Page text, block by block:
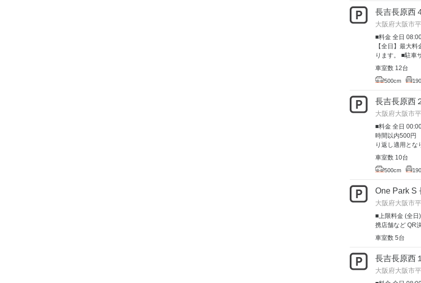
長吉長原西
大阪府大阪市
■料金 全日
【全日】最大
ります。 ■駐車
車室数 12台
500cm
長吉長原西
大阪府大阪市
■料金 全日
時間以内500円
り返し適用とな
車室数 10台
500cm
One Park S
大阪府大阪市
■上限料金 (全
携店舗など QR
車室数 5台
長吉長原西
大阪府大阪市